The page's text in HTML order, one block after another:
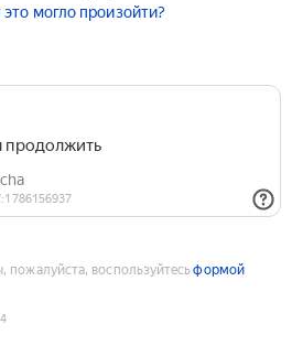
могло произойти?
пожалуйста, воспользуйтесьформой